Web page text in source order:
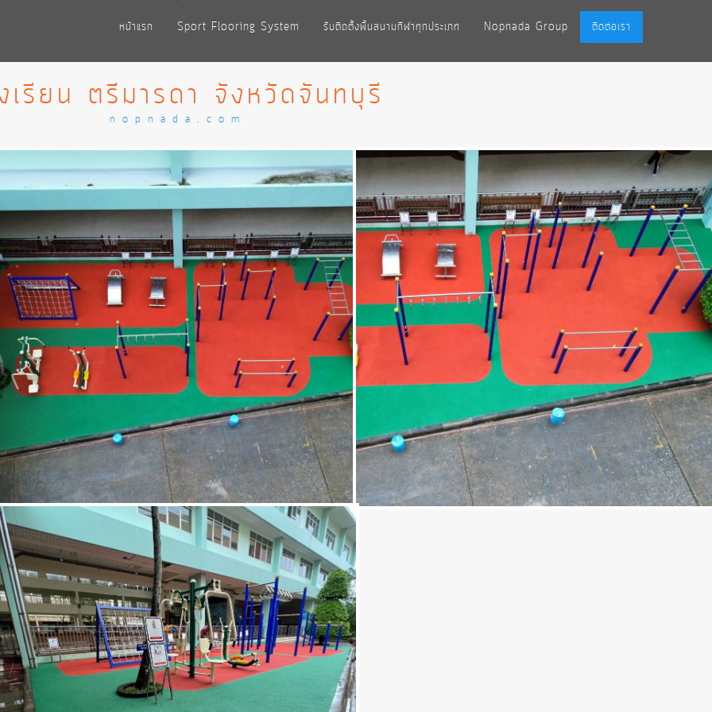
หน้าแรก Sport Flooring System รับติดตั้งพื้นสนามกีฬาทุกประเภท Nopnada Group ติดต่อเรา
เรียน ตรีมารดา จังหวัดจันทบุรี
nopnada.com
โรงเรียน ตรีมารดา จังหวัดจันทบุรี